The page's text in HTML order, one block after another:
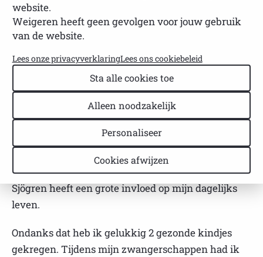
NVSP
Leestijd: 1 minuut
Laatst bijgewerkt: 18 februari 2026
Mijn naam is Sandy en ik ben 37 jaar.
Tien jaar geleden werd Sjögren bij mij vastgesteld.
Ik had toentertijd erg veel last van mijn handen.
Een oud-collega dacht dat ik Raynaud kon hebben
en zo is het balletje gaan rollen. Ik bleek Raynaud
en Sjögren te hebben. Er viel meteen veel op zijn
plaats want al jaren had ik veel vage klachten.
Sjögren heeft een grote invloed op mijn dagelijks
leven.
Ondanks dat heb ik gelukkig 2 gezonde kindjes
gekregen. Tijdens mijn zwangerschappen had ik
website.
Weigeren heeft geen gevolgen voor jouw gebruik
van de website.
Lees onze privacyverklaringLees ons cookiebeleid
Sta alle cookies toe
Alleen noodzakelijk
Personaliseer
Cookies afwijzen